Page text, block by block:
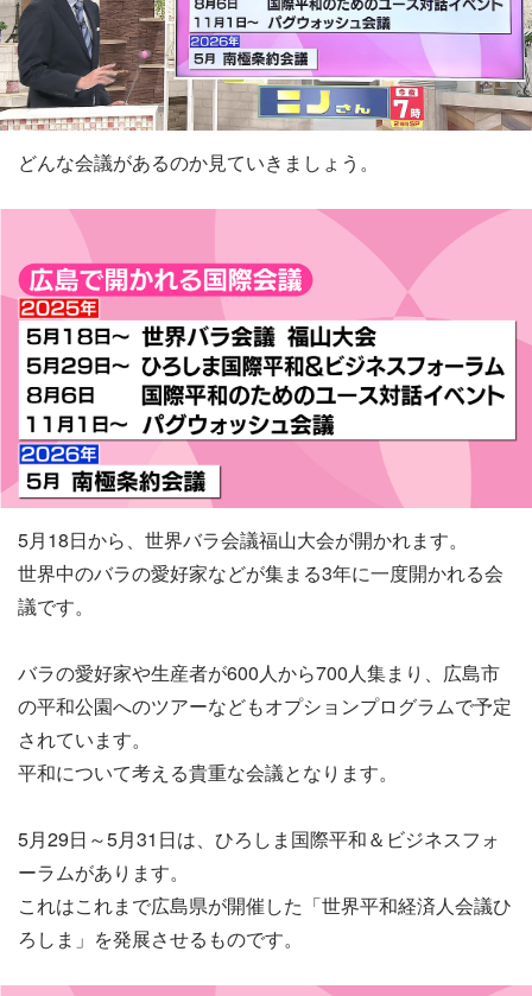
どんな会議があるのか見ていきましょう。
5月18日から、世界バラ会議福山大会が開かれます。
世界中のバラの愛好家などが集まる3年に一度開かれる会
議です。
バラの愛好家や生産者が600人から700人集まり、広島市
の平和公園へのツアーなどもオプションプログラムで予定
されています。
平和について考える貴重な会議となります。
5月29日～5月31日は、ひろしま国際平和＆ビジネスフォ
ーラムがあります。
これはこれまで広島県が開催した「世界平和経済人会議ひ
ろしま」を発展させるものです。